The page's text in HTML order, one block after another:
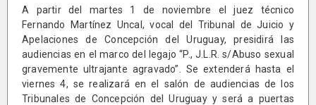
A partir del martes 1 de noviembre el juez técnico
Fernando Martínez Uncal, vocal del Tribunal de Juicio y
Apelaciones de Concepción del Uruguay, presidirá las
audiencias en el marco del legajo “P., J.L.R. s/Abuso sexual
gravemente ultrajante agravado”. Se extenderá hasta el
viernes 4, se realizará en el salón de audiencias de los
Tribunales de Concepción del Uruguay y será a puertas